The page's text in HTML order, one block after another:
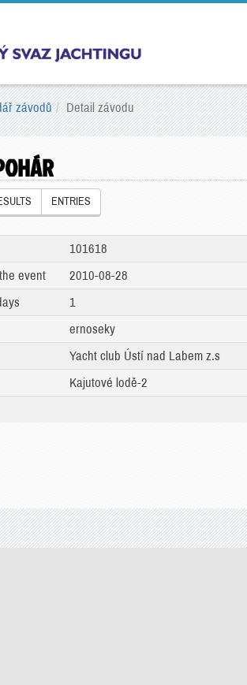
závodů Detail závodu
ENTRIES
101618
event
2010-08-28
1
ernoseky
Yacht club Ústí nad Labem z.s
Kajutové lodě-2